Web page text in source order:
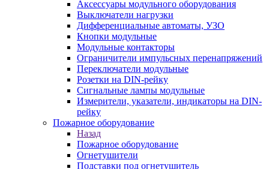
Аксессуары модульного оборудования
Выключатели нагрузки
Дифференциальные автоматы, УЗО
Кнопки модульные
Модульные контакторы
Ограничители импульсных перенапряжений
Переключатели модульные
Розетки на DIN-рейку
Сигнальные лампы модульные
Измерители, указатели, индикаторы на DIN-
рейку
Пожарное оборудование
Назад
Пожарное оборудование
Огнетушители
Подставки под огнетушитель